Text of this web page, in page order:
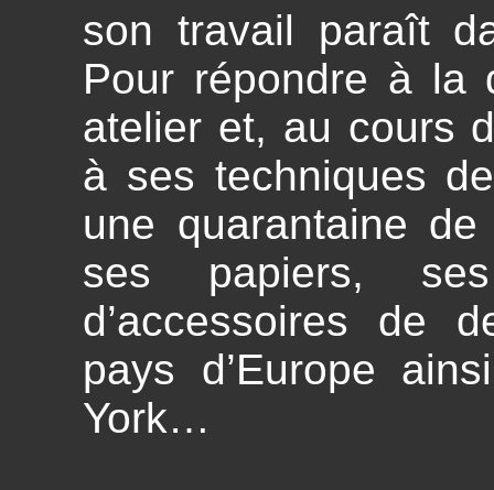
son travail paraît
Pour répondre à la
atelier et, au cours
à ses techniques
une quarantaine
ses papiers,
d’accessoires de
pays d’Europe
York…